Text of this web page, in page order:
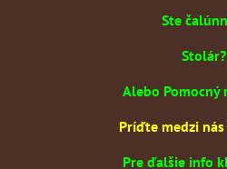
Ste
Stolár?
Alebo Pomocný
Príďte medzi
Pre ďalšie info